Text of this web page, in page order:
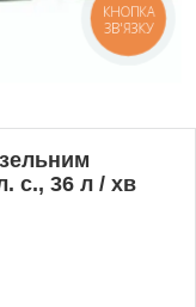
с., 36 л / хв
КНОПКА
ЗВ'ЯЗКУ